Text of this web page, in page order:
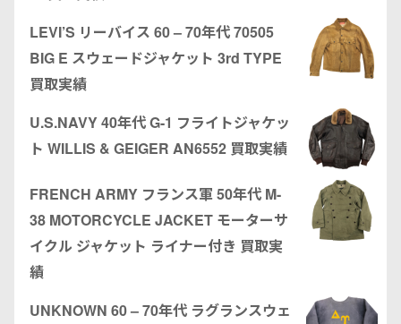
LEVI’S リーバイス 60 – 70年代 70505
BIG E スウェードジャケット 3rd TYPE
買取実績
U.S.NAVY 40年代 G-1 フライトジャケッ
ト WILLIS & GEIGER AN6552 買取実績
FRENCH ARMY フランス軍 50年代 M-
38 MOTORCYCLE JACKET モーターサ
イクル ジャケット ライナー付き 買取実
績
UNKNOWN 60 – 70年代 ラグランスウェ